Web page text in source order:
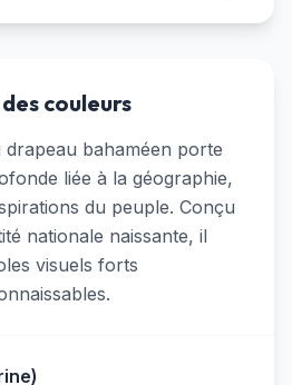
couleurs
drapeau bahaméen porte
liée à la géographie,
du peuple. Conçu
nationale naissante, il
visuels forts